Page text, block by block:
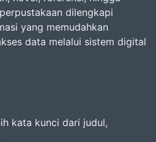
dilengkapi
yang memudahkan
data melalui sistem digital
kata kunci dari judul,